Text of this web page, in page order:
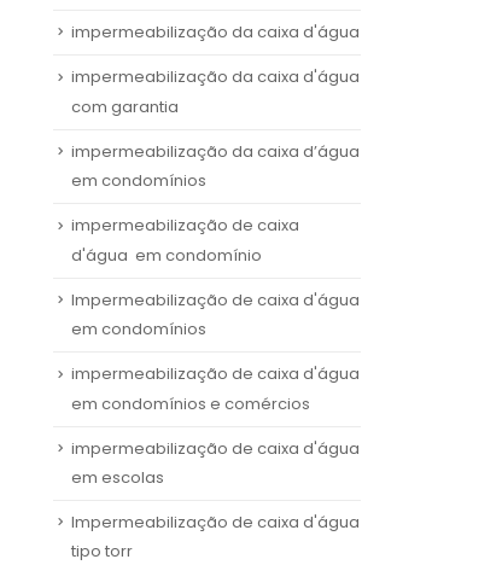
impermeabilização da caixa d'água
impermeabilização da caixa d'água
com garantia
impermeabilização da caixa d’água
em condomínios
impermeabilização de caixa
d'água em condomínio
Impermeabilização de caixa d'água
em condomínios
impermeabilização de caixa d'água
em condomínios e comércios
impermeabilização de caixa d'água
em escolas
Impermeabilização de caixa d'água
tipo torr